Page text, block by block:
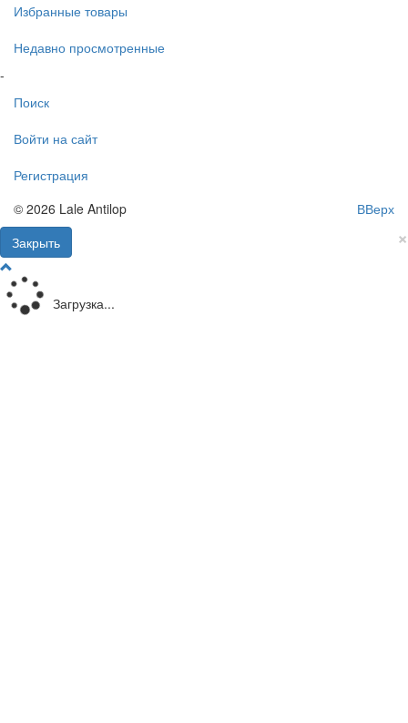
Избранные товары
Недавно просмотренные
-
Поиск
Войти на сайт
Регистрация
ВВерх
© 2026 Lale Antilop
×
Закрыть
Загрузка...